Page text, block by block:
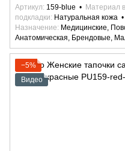
Артикул 159-blue Материал
подкладки
Натуральная кожа
Назначение
Медицинские,
Анатомическая, Брендовые,
−5%
Видео